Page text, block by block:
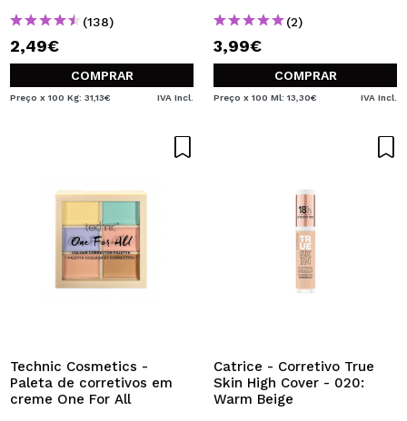
(138)
2,49€
COMPRAR
Preço x 100 Kg: 31,13€ IVA Incl.
(2)
3,99€
COMPRAR
Preço x 100 Ml: 13,30€ IVA Incl.
Technic Cosmetics -
Paleta de corretivos em
creme One For All
Catrice - Corretivo True
Skin High Cover - 020:
Warm Beige